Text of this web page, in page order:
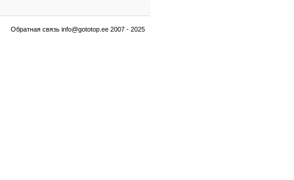
Обратная связь info@gototop.ee 2007 - 2025